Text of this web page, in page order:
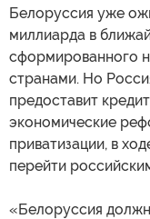
Белоруссия уже
миллиарда в
сформированного
странами. Но
предоставит
экономические
приватизации, в
перейти
«Белоруссия